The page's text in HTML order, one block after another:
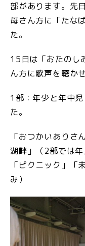
部があります。先
母さん方に「たな
た。
15日は「おたのし
ん方に歌声を聴か
1 部：年少と年中
た。
「おつかいありさ
湖畔」（2部では
「ピクニック」「
み）